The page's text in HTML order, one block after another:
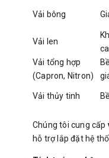
Vải bông
Vải len
Vải tổng hợp
(Capron, Nitron)
Vải thủy tinh
Chúng tôi cung cấp
hỗ trợ lắp đặt hệ